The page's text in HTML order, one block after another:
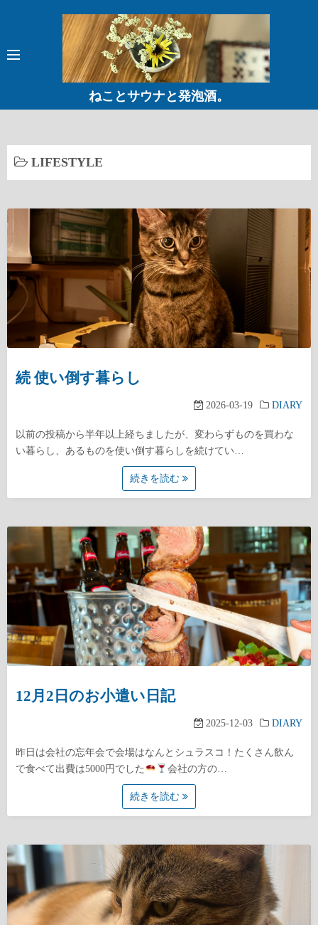
ン
ねことサウナと発泡酒。
LIFESTYLE
続 使い倒す暮らし
2026-03-19 DIARY
以前の投稿から半年以上経ちましたが、変わらずものを買わな
い暮らし、あるものを使い倒す暮らしを続けてい…
続きを読む
12月2日のお小遣い日記
2025-12-03 DIARY
昨日は会社の忘年会で会場はなんとシュラスコ！たくさん飲ん
で食べて出費は5000円でした
会社の方の…
続きを読む